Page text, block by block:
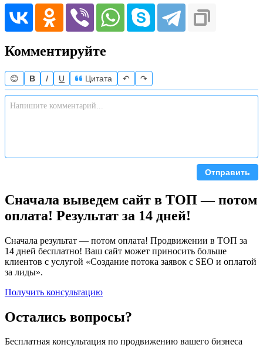
Комментируйте
😊 B I U Цитата ↶ ↷
Отправить
Сначала выведем сайт в ТОП — потом
оплата! Результат за 14 дней!
Сначала результат — потом оплата! Продвижении в ТОП за
14 дней бесплатно! Ваш сайт может приносить больше
клиентов с услугой «Создание потока заявок с SEO и оплатой
за лиды».
Получить консультацию
Остались вопросы?
Бесплатная консультация по продвижению вашего бизнеса